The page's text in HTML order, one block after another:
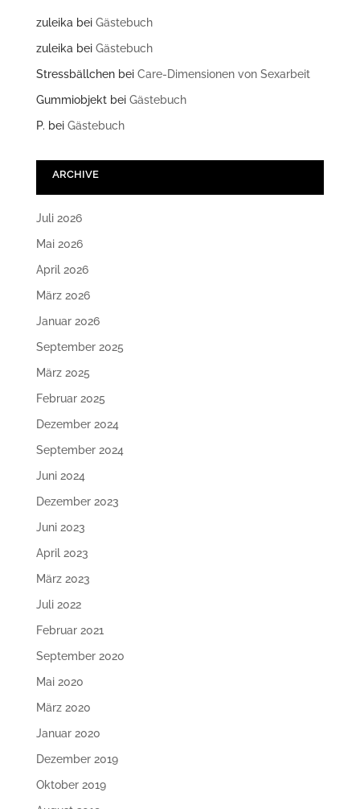
zuleikabei Gästebuch
zuleikabei Gästebuch
Stressbällchenbei Care-Dimensionen von Sexarbeit
Gummiobjektbei Gästebuch
P. bei Gästebuch
ARCHIVE
Juli 2026
Mai 2026
April 2026
März 2026
Januar 2026
September 2025
März 2025
Februar 2025
Dezember 2024
September 2024
Juni 2024
Dezember 2023
Juni 2023
April 2023
März 2023
Juli 2022
Februar 2021
September 2020
Mai 2020
März 2020
Januar 2020
Dezember 2019
Oktober 2019